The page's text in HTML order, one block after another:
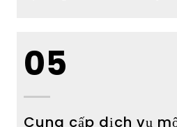
05
Cung cấp dịch vụ